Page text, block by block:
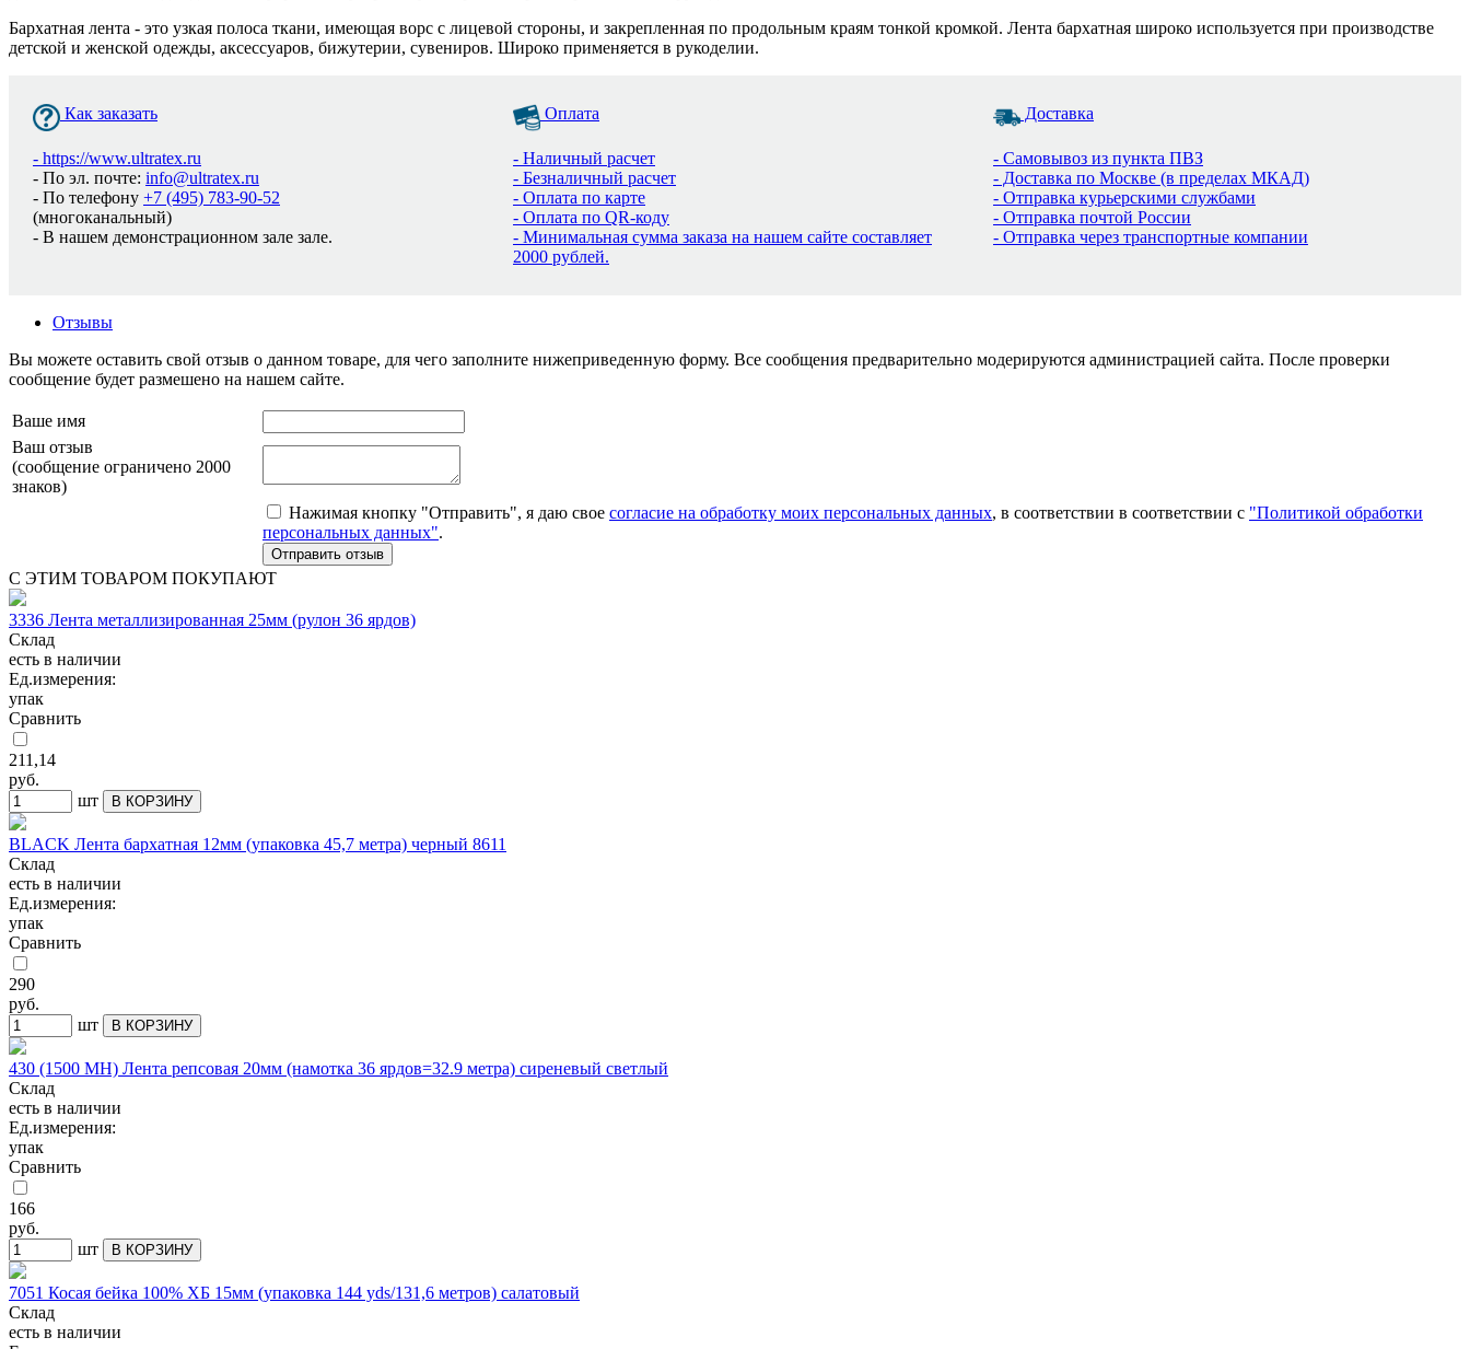
Бархатная лента - это узкая полоса ткани, имеющая ворс с лицевой стороны, и закрепленная по продольным краям тонкой кромкой. Лента бархатная широко используется при производстве
детской и женской одежды, аксессуаров, бижутерии, сувениров. Широко применяется в рукоделии.
Как заказать
- https://www.ultratex.ru
- По эл. почте: info@ultratex.ru
- По телефону +7 (495) 783-90-52
(многоканальный)
- В нашем демонстрационном зале зале.
Оплата
- Наличный расчет
- Безналичный расчет
- Оплата по карте
- Оплата по QR-коду
- Минимальная сумма заказа на нашем сайте составляет
2000 рублей.
Доставка
- Самовывоз из пункта ПВЗ
- Доставка по Москве (в пределах МКАД)
- Отправка курьерскими службами
- Отправка почтой России
- Отправка через транспортные компании
Отзывы
Вы можете оставить свой отзыв о данном товаре, для чего заполните нижеприведенную форму. Все сообщения предварительно модерируются администрацией сайта. После проверки
сообщение будет размешено на нашем сайте.
Ваше имя
Ваш отзыв
(сообщение ограничено 2000
знаков)
Нажимая кнопку "Отправить", я даю свое согласие на обработку моих персональных данных, в соответствии в соответствии с "Политикой обработки
персональных данных".
С ЭТИМ ТОВАРОМ ПОКУПАЮТ
3336 Лента металлизированная 25мм (рулон 36 ярдов)
Склад
есть в наличии
Ед.измерения:
упак
Сравнить
211,14
руб.
шт
В КОРЗИНУ
BLACK Лента бархатная 12мм (упаковка 45,7 метра) черный 8611
Склад
есть в наличии
Ед.измерения:
упак
Сравнить
290
руб.
шт
В КОРЗИНУ
430 (1500 МН) Лента репсовая 20мм (намотка 36 ярдов=32.9 метра) сиреневый светлый
Склад
есть в наличии
Ед.измерения:
упак
Сравнить
166
руб.
шт
В КОРЗИНУ
7051 Косая бейка 100% ХБ 15мм (упаковка 144 yds/131,6 метров) салатовый
Склад
есть в наличии